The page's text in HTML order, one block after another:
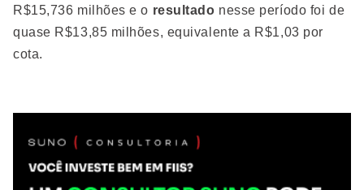
R$15,736 milhões e o resultado nesse período foi de
quase R$13,85 milhões, equivalente a R$1,03 por
cota.